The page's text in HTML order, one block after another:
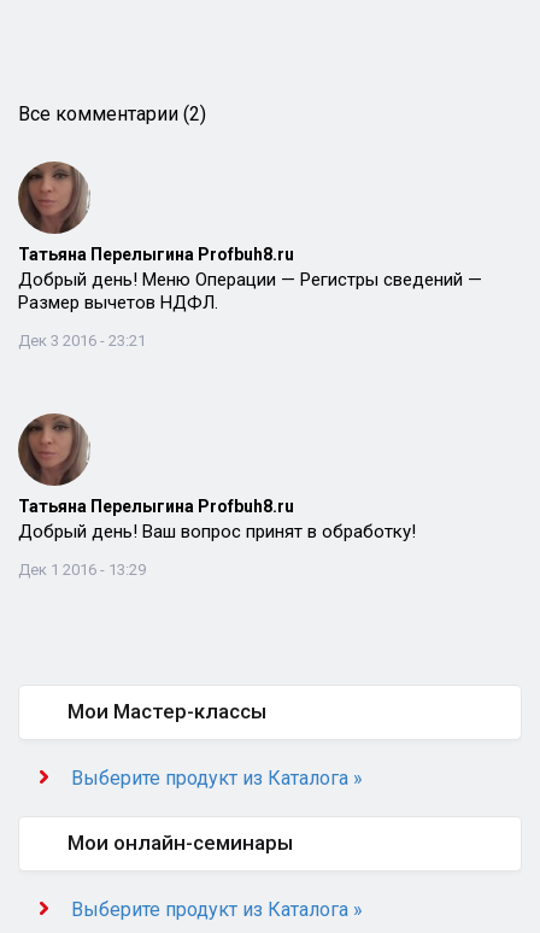
Все комментарии (2)
Татьяна Перелыгина Profbuh8.ru
Добрый день! Меню Операции — Регистры сведений —
Размер вычетов НДФЛ.
Дек 3 2016 - 23:21
Татьяна Перелыгина Profbuh8.ru
Добрый день! Ваш вопрос принят в обработку!
Дек 1 2016 - 13:29
Мои Мастер-классы
Выберите продукт из Каталога »
Мои онлайн-семинары
Выберите продукт из Каталога »